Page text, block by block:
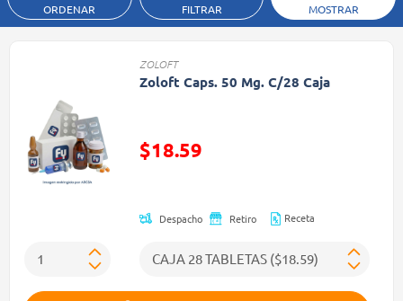
ORDENAR FILTRAR MOSTRAR
ZOLOFT
Zoloft Caps. 50 Mg. C/28 Caja
$18.59
Despacho Retiro Receta